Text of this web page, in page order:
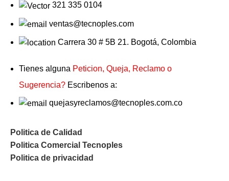
321 335 0104
ventas@tecnoples.com
Carrera 30 # 5B 21. Bogotá, Colombia
Tienes alguna Peticion, Queja, Reclamo o
Sugerencia? Escribenos a:
quejasyreclamos@tecnoples.com.co
Politica de Calidad
Politica Comercial Tecnoples
Politica de privacidad